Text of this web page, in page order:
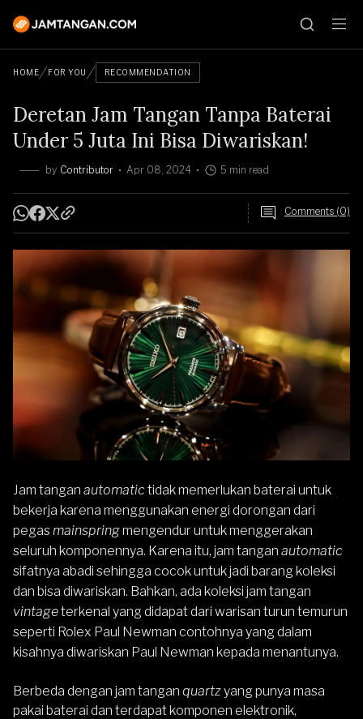
HOME FOR YOU RECOMMENDATION
Deretan Jam Tangan Tanpa Baterai
Under 5 Juta Ini Bisa Diwariskan!
by Contributor Apr 08, 2024 5 min read
Comments (0)
Jam tangan automatic tidak memerlukan baterai untuk
bekerja karena menggunakan energi dorongan dari
pegasmainspringmengendur untuk menggerakan
seluruh komponennya. Karena itu, jam tangan automatic
sifatnya abadi sehingga cocok untuk jadi barang koleksi
dan bisa diwariskan. Bahkan, ada koleksi jam tangan
vintageterkenal yang didapat dari warisan turun temurun
seperti Rolex Paul Newman contohnya yang dalam
kisahnya diwariskan Paul Newman kepada menantunya.
Berbeda dengan jam tangan quartzyang punya masa
pakai baterai dan terdapat komponen elektronik,